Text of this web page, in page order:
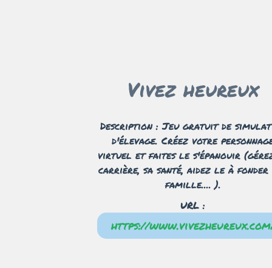
Vivez heureux
Description : Jeu gratuit de
d'élevage. Créez votre
virtuel et faites le s'épanouir
carrière, sa santé, aidez le à fonder
famille.... ).
URL :
https://